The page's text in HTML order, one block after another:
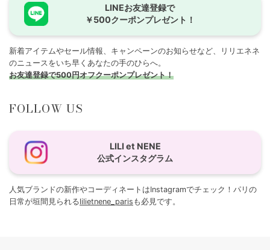
LINEお友達登録で
￥500クーポンプレゼント！
新着アイテムやセール情報、キャンペーンのお知らせなど、リリエネネ
のニュースをいち早くあなたの手のひらへ。
お友達登録で500円オフクーポンプレゼント！
FOLLOW US
LILI et NENE
公式インスタグラム
人気ブランドの新作やコーディネートはInstagramでチェック！パリの
日常が垣間見られるlilietnene_paris も必見です。